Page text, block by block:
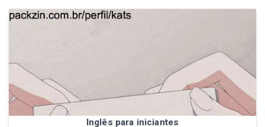
Inglês para iniciantes